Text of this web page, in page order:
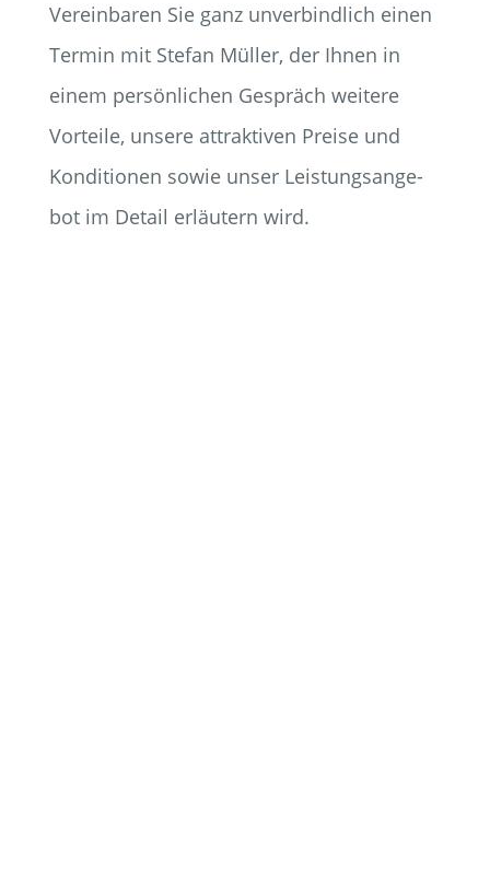
Ver­ein­ba­ren Sie ganz unver­bind­lich einen
Ter­min mit Ste­fan Mül­ler, der Ihnen in
einem per­sön­li­chen Gespräch wei­te­re
Vor­tei­le, unse­re attrak­ti­ven Prei­se und
Kon­di­tio­nen sowie unser Leis­tungs­an­ge­
bot im Detail erläu­tern wird.